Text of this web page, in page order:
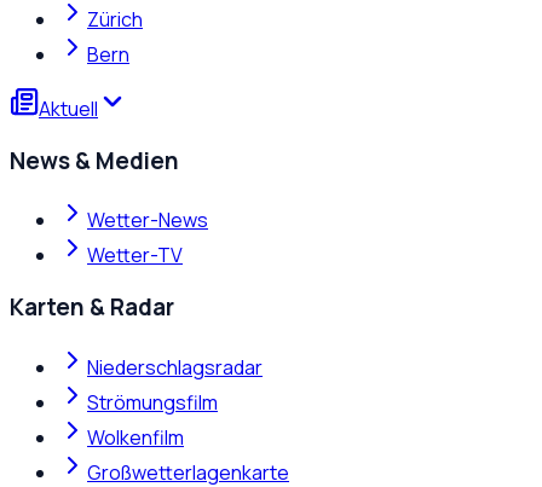
Zürich
Bern
Aktuell
News & Medien
Wetter-News
Wetter-TV
Karten & Radar
Niederschlagsradar
Strömungsfilm
Wolkenfilm
Großwetterlagenkarte